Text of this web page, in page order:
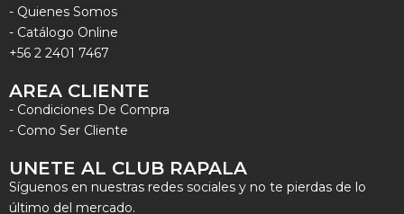
- Quienes Somos
- Catálogo Online
+56 2 2401 7467
AREA CLIENTE
- Condiciones De Compra
- Como Ser Cliente
UNETE AL CLUB RAPALA
Síguenos en nuestras redes sociales y no te pierdas de lo
último del mercado.